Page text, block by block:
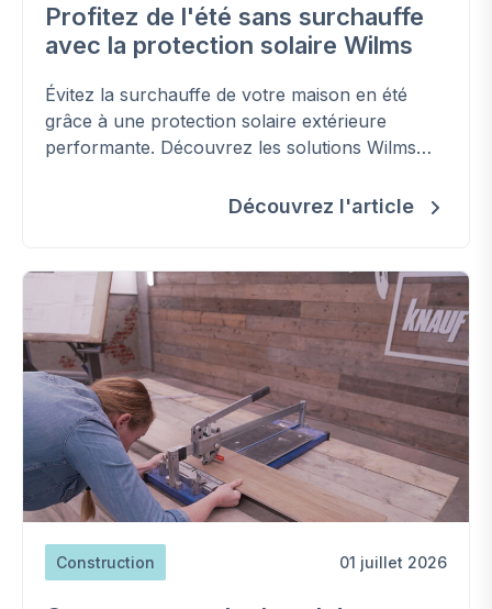
Profitez de l'été sans surchauffe
avec la protection solaire Wilms
Évitez la surchauffe de votre maison en été
grâce à une protection solaire extérieure
performante. Découvrez les solutions Wilms
besoins en climatisation et préserver la
Découvrez l'article
Construction 01 juillet 2026